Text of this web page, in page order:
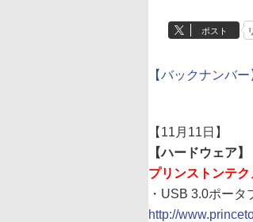
ポスト
【バックナンバー
【11月11日】
【ハードウェア】
プリンストンテ
・USB 3.0ポー
http://